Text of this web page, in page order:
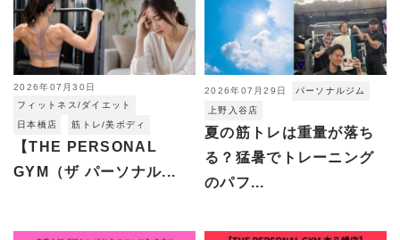
2026年07月30日
フィットネス/ダイエット
日本橋店
筋トレ/美ボディ
【THE PERSONAL
GYM（ザ パーソナル...
2026年07月29日
パーソナルジム
上野入谷店
夏の筋トレは重量が落ち
る？猛暑でトレーニング
のパフ...